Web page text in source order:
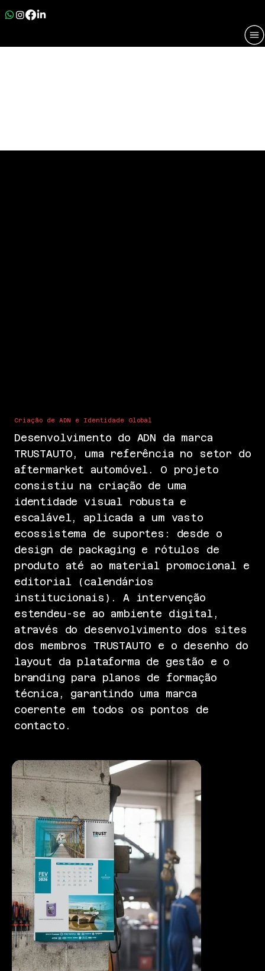
Criação de ADN e Identidade Global
Desenvolvimento do ADN da marca
TRUSTAUTO, uma referência no setor do
aftermarket automóvel. O projeto
consistiu na criação de uma
identidade visual robusta e
escalável, aplicada a um vasto
ecossistema de suportes: desde o
design de packaging e rótulos de
produto até ao material promocional e
editorial (calendários
institucionais). A intervenção
estendeu-se ao ambiente digital,
através do desenvolvimento dos sites
dos membros TRUSTAUTO e o desenho do
layout da plataforma de gestão e o
branding para planos de formação
técnica, garantindo uma marca
coerente em todos os pontos de
contacto.